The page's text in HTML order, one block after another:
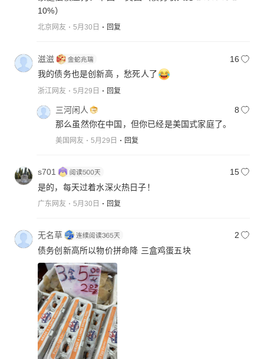
10%）
北京网友 5月30日 回复
滋滋
16
我的债务也是创新高 ，愁死人了
浙江网友 5月29日 回复
三河闲人
8
那么虽然你在中国，但你已经是美国式家庭了。
美国网友 5月29日 回复
s701
15
是的，每天过着水深火热日子！
广东网友 5月30日 回复
无名草
2
债务创新高所以物价拼命降 三盒鸡蛋五块